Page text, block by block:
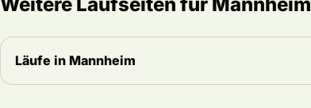
Läufe in Mannheim